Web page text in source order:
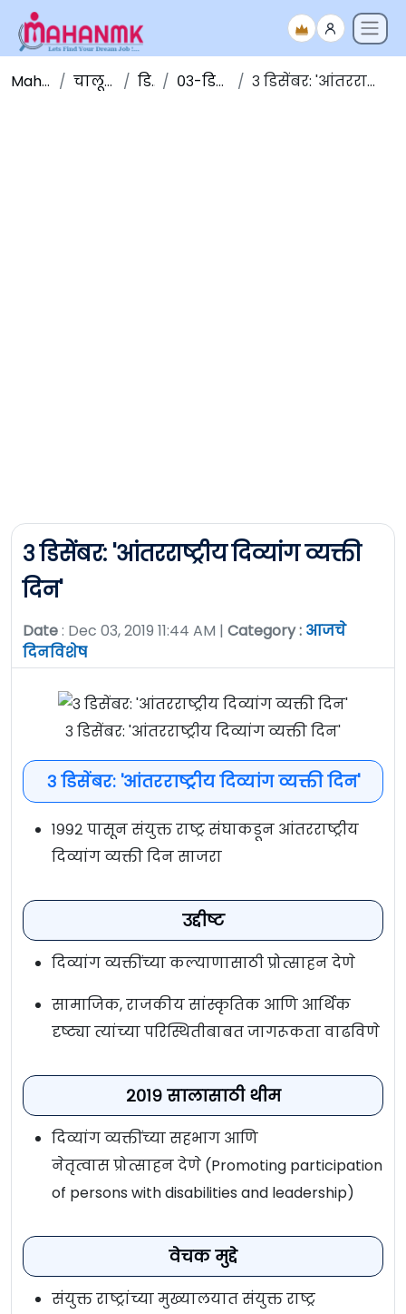
Maha NMK चालू घडामोडी डिसेंबर ०३-डिसेंबर-२०१९ ३ डिसेंबर: 'आंतरराष्ट्रीय दिव्यांग व्यक्ती दिन'
३ डिसेंबर: 'आंतरराष्ट्रीय दिव्यांग व्यक्ती
दिन'
Date: Dec 03, 2019 11:44 AM | Category : आजचे
दिनविशेष
३ डिसेंबर: 'आंतरराष्ट्रीय दिव्यांग व्यक्ती दिन'
३ डिसेंबर: 'आंतरराष्ट्रीय दिव्यांग व्यक्ती दिन'
१९९२ पासून संयुक्त राष्ट्र संघाकडून आंतरराष्ट्रीय
दिव्यांग व्यक्ती दिन साजरा
उद्दीष्ट
दिव्यांग व्यक्तींच्या कल्याणासाठी प्रोत्साहन देणे
सामाजिक, राजकीय सांस्कृतिक आणि आर्थिक
दृष्ट्या त्यांच्या परिस्थितीबाबत जागरूकता वाढविणे
२०१९ सालासाठी थीम
दिव्यांग व्यक्तींच्या सहभाग आणि
नेतृत्वास प्रोत्साहन देणे (Promoting participation
of persons with disabilities and leadership)
वेचक मुद्दे
संयुक्त राष्ट्रांच्या मुख्यालयात संयुक्त राष्ट्र